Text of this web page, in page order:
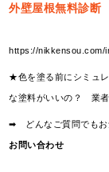
外壁屋根無料診断
https://nikkensou.com/
★色を塗る前にシミュ
な塗料がいいの？ 業者
➡ どんなご質問でもお
お問い合わせ